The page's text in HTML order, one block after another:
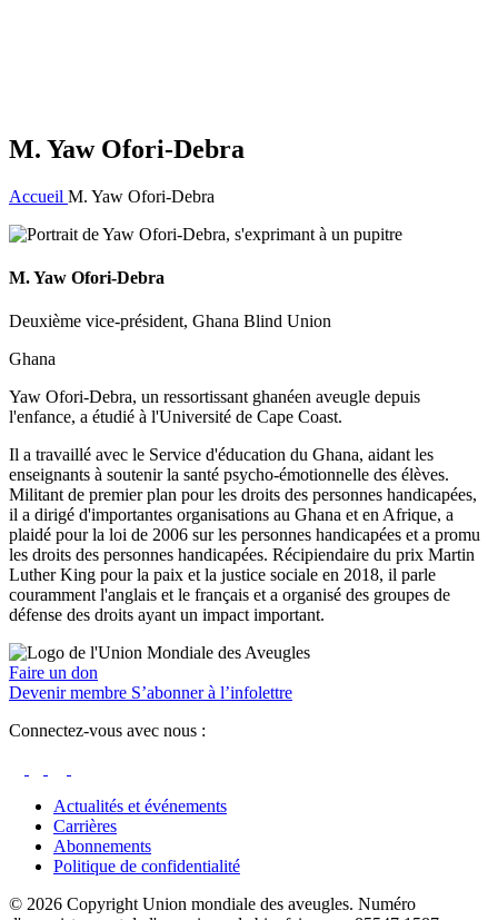
M. Yaw Ofori-Debra
Accueil M. Yaw Ofori-Debra
M. Yaw Ofori-Debra
Deuxième vice-président, Ghana Blind Union
Ghana
Yaw Ofori-Debra, un ressortissant ghanéen aveugle depuis
l'enfance, a étudié à l'Université de Cape Coast.
Il a travaillé avec le Service d'éducation du Ghana, aidant les
enseignants à soutenir la santé psycho-émotionnelle des élèves.
Militant de premier plan pour les droits des personnes handicapées,
il a dirigé d'importantes organisations au Ghana et en Afrique, a
plaidé pour la loi de 2006 sur les personnes handicapées et a promu
les droits des personnes handicapées. Récipiendaire du prix Martin
Luther King pour la paix et la justice sociale en 2018, il parle
couramment l'anglais et le français et a organisé des groupes de
défense des droits ayant un impact important.
Faire un don
Devenir membre S’abonner à l’infolettre
Connectez-vous avec nous :
Actualités et événements
Carrières
Abonnements
Politique de confidentialité
© 2026 Copyright Union mondiale des aveugles. Numéro